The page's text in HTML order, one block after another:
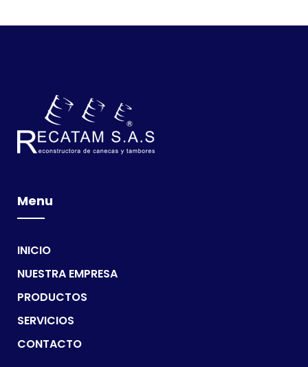
Menu
INICIO
NUESTRA EMPRESA
PRODUCTOS
SERVICIOS
CONTACTO